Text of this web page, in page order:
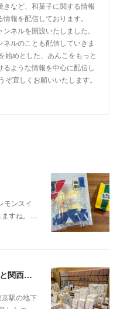
きなど、和菓子に関する情報
報を配信しております。
ネルを開設いたしました。
ルのことも配信していきま
始めとした、あんこをもっと
ような情報を中心に配信し
ぞ宜しくお願いいたします。
モンスイ
すね。…
同じ『くず餅』なのに別物！？関東と関西の意外な違い
駅の地下